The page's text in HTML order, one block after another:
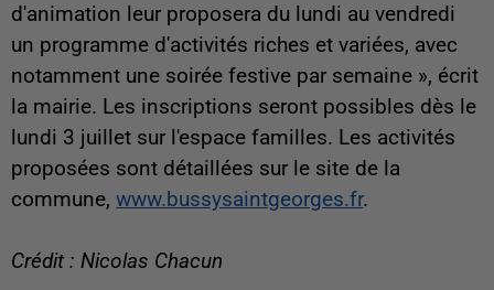
d'animation leur proposera du lundi au vendredi
un programme d'activités riches et variées, avec
notamment une soirée festive par semaine », écrit
la mairie. Les inscriptions seront possibles dès le
lundi 3 juillet sur l'espace familles. Les activités
proposées sont détaillées sur le site de la
commune, www.bussysaintgeorges.fr.
Crédit : Nicolas Chacun